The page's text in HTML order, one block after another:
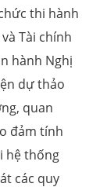
thi hành
Tài chính
hành Nghị
dự thảo
quan
đảm tính
hệ thống
các quy